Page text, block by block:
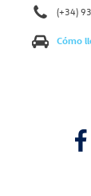
(+34)
Cómo